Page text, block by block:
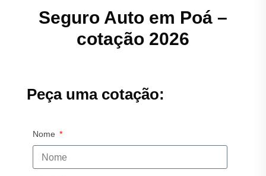
Seguro Auto em Poá –
cotação 2026
Peça uma cotação:
Nome